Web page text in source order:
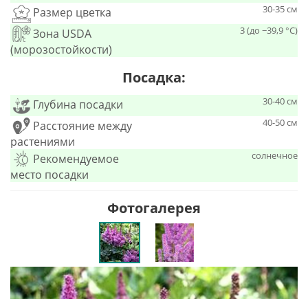
Размер цветка 30-35 см
Зона USDA
(морозостойкости)
3 (до −39,9 °C)
Посадка:
Глубина посадки 30-40 см
Расстояние между
растениями
40-50 см
Рекомендуемое
место посадки
солнечное
Фотогалерея